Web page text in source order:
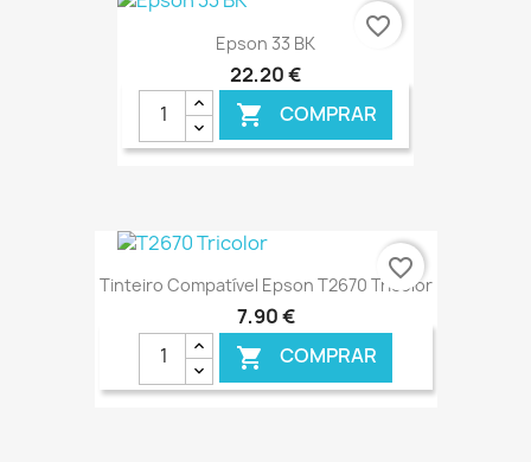
€ ONLINE
Epson 33 BK
22,20 €
 COMPRAR
€ ONLINE
favorite_border
Tinteiro Compatível Epson T2670 Tricolor
7,90 €
 COMPRAR
favorite_border